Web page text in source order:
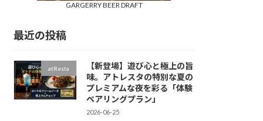
GARGERRY BEER DRAFT
最近の投稿
atResta
【新登場】遊び心と極上の旨
味。アトレスタの特別な夏の
プレミアムな夜を彩る「体験
ペアリングプラン」
2026-06-25